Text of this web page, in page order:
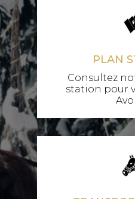
PLAN
Consultez
station pour